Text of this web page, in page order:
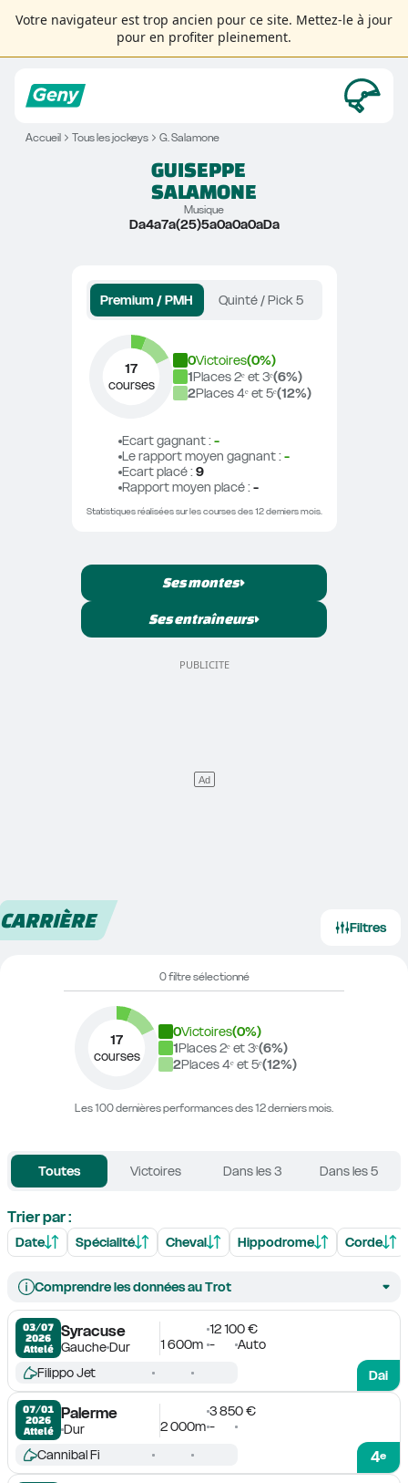
Votre navigateur est trop ancien pour ce site. Mettez-le à jour
pour en profiter pleinement.
Accueil Tous les jockeys G. Salamone
GUISEPPE
SALAMONE
Musique
Da4a7a(25)5a0a0a0aDa
Premium / PMH Quinté / Pick 5
17
courses
0Victoires(0%)
1Places 2ᵉ et 3ᵉ(6%)
2Places 4ᵉ et 5ᵉ(12%)
Ecart gagnant : -
Le rapport moyen gagnant : -
Ecart placé : 9
Rapport moyen placé : -
Statistiques réalisées sur les courses des 12 derniers mois.
Ses montes
Ses entraîneurs
CARRIÈRE Filtres
0 filtre sélectionné
17
courses
0Victoires(0%)
1Places 2ᵉ et 3ᵉ(6%)
2Places 4ᵉ et 5ᵉ(12%)
Les 100 dernières performances des 12 derniers mois.
Toutes Victoires Dans les 3 Dans les 5
Trier par :
Date Spécialité Cheval Hippodrome Corde
Comprendre les données au Trot
03/07
2026
Attelé
Syracuse
GaucheDur
12 100 €
1 600m -
Auto
Dai
Filippo Jet
07/01
2026
Attelé
Palerme
Dur
3 850 €
2 000m -
4e
Cannibal Fi